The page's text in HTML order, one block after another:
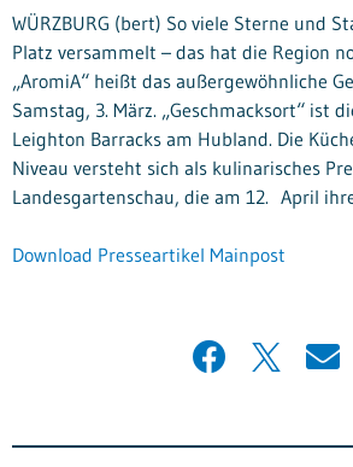
WÜRZBURG (bert) So viele Sterne und
Platz versammelt – das hat die Region
„AromiA“ heißt das außergewöhnliche
Samstag, 3. März. „Geschmacksort“ ist
Leighton Barracks am Hubland. Die
Niveau versteht sich als kulinarisches
Landesgartenschau, die am 12. April
Download Presseartikel Mainpost